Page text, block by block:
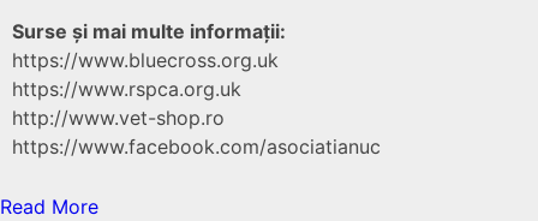
Surse și mai multe informații:
https://www.bluecross.org.uk
https://www.rspca.org.uk
http://www.vet-shop.ro
https://www.facebook.com/asociatianuc
Read More